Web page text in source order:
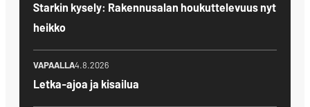
Starkin kysely: Rakennusalan houkuttelevuus nyt
heikko
VAPAALLA4.8.2026
Letka-ajoa ja kisailua